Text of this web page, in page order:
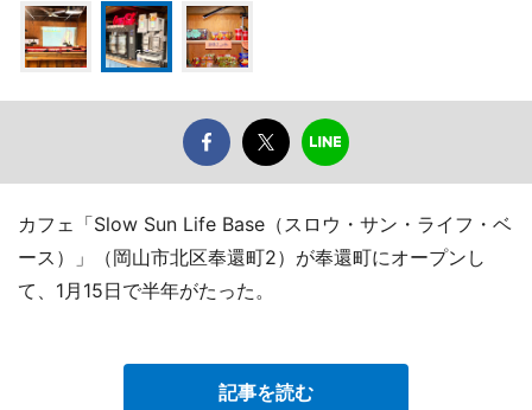
カフェ「Slow Sun Life Base（スロウ・サン・ライフ・ベ
ース）」（岡山市北区奉還町2）が奉還町にオープンし
て、1月15日で半年がたった。
記事を読む